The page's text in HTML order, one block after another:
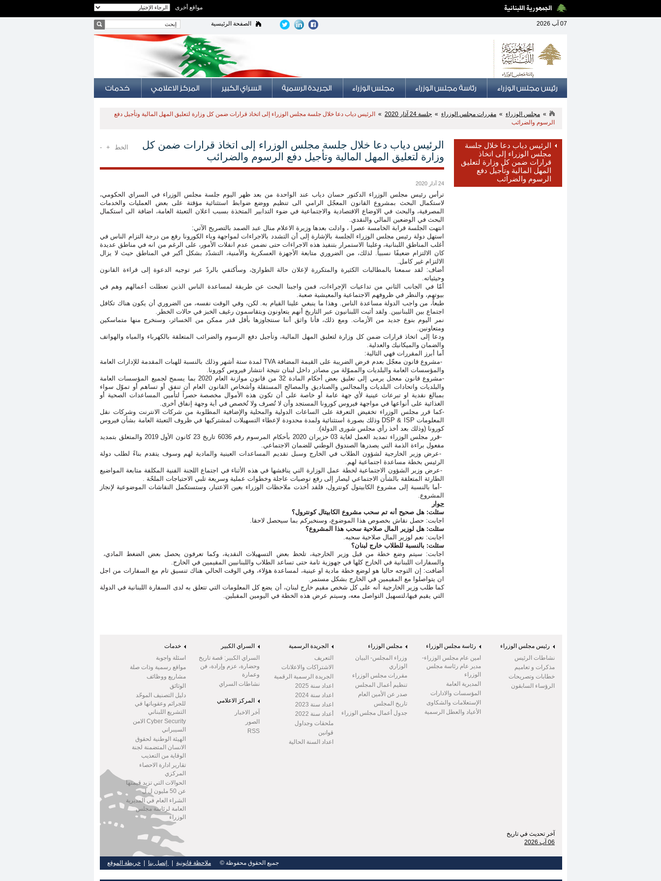
مواقع أخرى
07 آب 2026 الصفحة الرئيسية
» مجلس الوزراء » مقررات مجلس الوزراء » جلسة 24 آذار 2020 »
الرئيس دياب دعا خلال جلسة مجلس الوزراء إلى اتخاذ قرارات ضمن كل وزارة لتعليق المهل المالية وتأجيل دفع
الرسوم والضرائب
الرئيس دياب دعا خلال جلسة
مجلس الوزراء إلى اتخاذ
قرارات ضمن كل وزارة لتعليق
المهل المالية وتأجيل دفع
الرسوم والضرائب
الرئيس دياب دعا خلال جلسة مجلس الوزراء إلى اتخاذ قرارات ضمن كل
وزارة لتعليق المهل المالية وتأجيل دفع الرسوم والضرائب
الخط +
-
24 آذار 2020
ترأس رئيس مجلس الوزراء الدكتور حسان دياب عند الواحدة من بعد ظهر اليوم جلسة مجلس الوزراء في السراي الحكومي،
لاستكمال البحث بمشروع القانون المعجّل الرامي الى تنظيم ووضع ضوابط استثنائية مؤقتة على بعض العمليات والخدمات
المصرفية، والبحث في الاوضاع الاقتصادية والاجتماعية في ضوء التدابير المتخذة بسبب اعلان التعبئة العامة، اضافة الى استكمال
البحث في الوضعين المالي والنقدي.
انتهت الجلسة قرابة الخامسة عصرا ، وادلت بعدها وزيرة الاعلام منال عبد الصمد بالتصريح الآتي:
استهل دولة رئيس مجلس الوزراء الجلسة بالإشارة إلى أن التشدد بالاجراءات لمواجهة وباء الكورونا رفع من درجة التزام الناس في
أغلب المناطق اللبنانية، وعلينا الاستمرار بتنفيذ هذه الاجراءات حتى نضمن عدم انفلات الأمور، على الرغم من انه في مناطق عديدة
كان الالتزام ضعيفًا نسبياً. لذلك، من الضروري متابعة الأجهزة العسكرية والأمنية، التشدّد بشكل أكبر في المناطق حيث لا يزال
الالتزام غير كامل.
أضاف: لقد سمعنا بالمطالبات الكثيرة والمتكررة لإعلان حالة الطوارئ، وسأكتفي بالردّ عبر توجيه الدعوة إلى قراءة القانون
وحيثياته.
أمّا في الجانب الثاني من تداعيات الإجراءات، فمن واجبنا البحث عن طريقة لمساعدة الناس الذين تعطلت أعمالهم وهم في
بيوتهم، والنظر في ظروفهم الاجتماعية والمعيشية صعبة.
طبعاً، من واجب الدولة مساعدة الناس. وهذا ما ينبغي علينا القيام به. لكن، وفي الوقت نفسه، من الضروري أن يكون هناك تكافل
اجتماع بين اللبنانيين. ولقد أثبت اللبنانيون عبر التاريخ أنهم يتعاونون ويتقاسمون رغيف الخبز في حالات الخطر .
نمر اليوم بنوع جديد من الأزمات. ومع ذلك، فأنا واثق أننا سنتجاوزها بأقل قدر ممكن من الخسائر، وسنخرج منها متماسكين
ومتعاونين.
ودعا إلى اتخاذ قرارات ضمن كل وزارة لتعليق المهل المالية، وتأجيل دفع الرسوم والضرائب المتعلقة بالكهرباء والمياه والهواتف
والضمان والميكانيك والعدلية.
أما أبرز المقررات فهي التالية:
-مشروع قانون معجّل بعدم فرض الضريبة على القيمة المضافة TVA لمدة ستة أشهر وذلك بالنسبة للهبات المقدمة للإدارات العامة
والمؤسسات العامة والبلديات والمموّلة من مصادر داخل لبنان نتيجة انتشار فيروس كورونا.
-
مشروع قانون معجل يرمي إلى تعليق بعض أحكام المادة 32 من قانون موازنة العام 2020 بما يسمح لجميع المؤسسات العامة
والبلديات واتحادات البلديات والمجالس والصناديق والمصالح المستقلة وأشخاص القانون العام أن تنفق أو تساهم أو تموّل سواء
بمبالغ نقدية او تبرعات عينية لأي جهة عامة أو خاصة على أن تكون هذه الأموال مخصصة حصراً لتأمين المساعدات الصحية أو
الغذائية على أنواعها في مواجهة فيروس كورونا المستجد وأن لا تُصرف ولا تُخصص في أية وجهة إنفاق أخرى.
-كما قرر مجلس الوزراء تخفيض التعرفة على الساعات الدولية والمحلية والإضافية المطلوبة من شركات الانترنت وشركات نقل
المعلوماتDSP & ISPوذلك بصورة استثنائية ولمدة محدودة لإعطاء التسهيلات لمشتركيها في ظروف التعبئة العامة بشأن فيروس
كورونا (وذلك بعد أخذ رأي مجلس شورى الدولة).
-
قرر مجلس الوزراء تمديد العمل لغاية 03 حزيران 2020 بأحكام المرسوم رقم 6036 تاريخ 23 كانون الأول 2019 والمتعلق بتمديد
مفعول براءة الذمة التي يصدرها الصندوق الوطني للضمان الاجتماعي.
-عرض وزير الخارجية لشؤون الطلاب في الخارج وسبل تقديم المساعدات العينية والمادية لهم وسوف يتقدم بناءً لطلب دولة
الرئيس بخطة مساعدة اجتماعية لهم.
-عرض وزير الشؤون الاجتماعية لخطة عمل الوزارة التي يناقشها في هذه الأثناء في اجتماع اللجنة الفنية المكلفة متابعة المواضيع
الطارئة المتعلقة بالشأن الاجتماعي ليصار إلى رفع توصيات عاجلة وخطوات عملية وسريعة تلبي الاحتياجات الملحّة .
-أما بالنسبة إلى مشروع الكابيتول كونترول، فلقد أخذت ملاحظات الوزراء بعين الاعتبار، وستستكمل النقاشات الموضوعية لإنجاز
المشروع.
حوار
سئلت: هل صحيح أنه تم سحب مشروع الكابيتال كونترول؟
اجابت: حصل نقاش بخصوص هذا الموضوع، وسنخبركم بما سيحصل لاحقا.
سئلت: هل لوزير المال صلاحية سحب هذا المشروع؟
اجابت: نعم لوزير المال صلاحية سحبه.
سئلت: بالنسبة للطلاب خارج لبنان؟
اجابت: سيتم وضع خطة من قبل وزير الخارجية، تلحظ بعض التسهيلات النقدية، وكما تعرفون يحصل بعض الضغط المادي،
والسفارات اللبنانية في الخارج كلها في جهوزية تامة حتى تساعد الطلاب واللبنانيين المقيمين في الخارج.
أضافت: إن التوجه حاليا هو لوضع خطة مادية او عينية، لمساعدة هؤلاء، وفي الوقت الحالي هناك تنسيق تام مع السفارات من اجل
ان يتواصلوا مع المقيمين في الخارج بشكل مستمر.
كما طلب وزير الخارجية أنه على كل شخص مقيم خارج لبنان، أن يضع كل المعلومات التي تتعلق به لدى السفارة اللبنانية في الدولة
التي يقيم فيها،لتسهيل التواصل معه، وسيتم عرض هذه الخطة في اليومين المقبلين.
رئيس مجلس الوزراء
نشاطات الرئيس
مذكرات و تعاميم
خطابات وتصريحات
الرؤساء السابقون
رئاسة مجلس الوزراء
امين عام مجلس الوزراء-
مدير عام رئاسة مجلس
الوزراء
المديرية العامة
المؤسسات والادارات
الإستعلامات والشكاوى
الأعياد والعطل الرسمية
مجلس الوزراء
وزراء المجلس- البيان
الوزاري
مقررات مجلس الوزراء
تنظيم أعمال المجلس
صدر عن الأمين العام
تاريخ المجلس
جدول أعمال مجلس الوزراء
الجريدة الرسمية
التعريف
الاشتراكات والاعلانات
الجريدة الرسمية الرقمية
اعداد سنة 2025
اعداد سنة 2024
اعداد سنة 2023
أعداد سنة 2022
ملحقات وجداول
قوانين
اعداد السنة الحالية
السراي الكبير
السراي الكبير: قصة تاريخ
وحضارة، عزم وإرادة، فن
وعمارة
نشاطات السراي
المركز الاعلامي
آخر الاخبار
الصور
RSS
خدمات
اسئلة واجوبة
مواقع رسمية وذات صلة
مشاريع ووظائف
الوثائق
دليل التصنيف الموحّد
للجرائم وعقوباتها في
التشريع اللبناني
Cyber Security الامن
السيبراني
الهيئة الوطنية لحقوق
الانسان المتضمنة لجنة
الوقاية من التعذيب
تقارير ادارة الاحصاء
المركزي
الحوالات التي تزيد قيمتها
عن 50 مليون ل ل
الشراء العام في المديرية
العامة لرئاسة مجلس
الوزراء
آخر تحديث في تاريخ
06 آب 2026
جميع الحقوق محفوظة © ملاحظة قانونية إتصل بنا خريطة الموقع